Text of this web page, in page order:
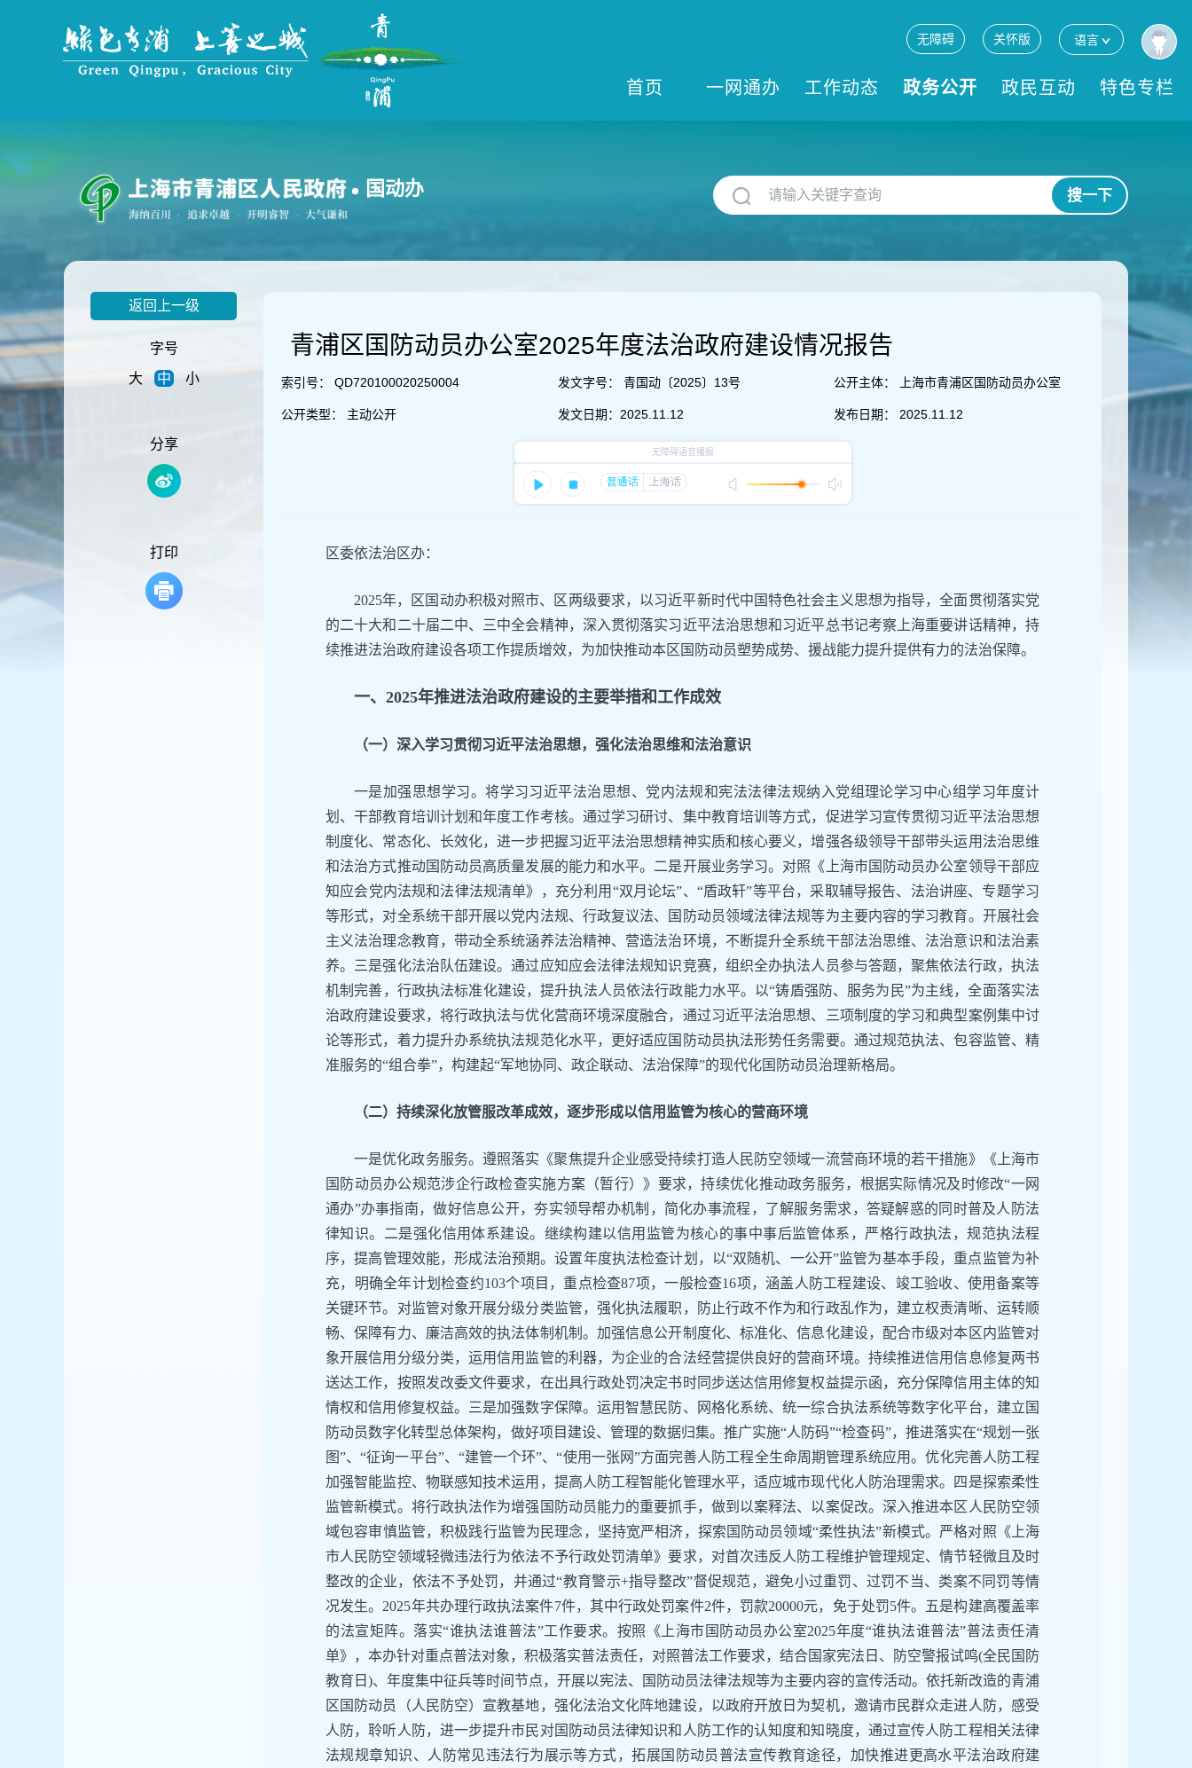
到
主
要
内
无障碍 关怀版 语言
首页 一网通办 工作动态 政务公开 政民互动 特色专栏
国动办 搜一下
返回上一级
字号
大
中 小
分享
打印
青浦区国防动员办公室2025年度法治政府建设情况报告
索引号： QD720100020250004
公开类型： 主动公开
发文字号： 青国动〔2025〕13号
发文日期： 2025.11.12
公开主体： 上海市青浦区国防动员办公室
发布日期： 2025.11.12
区委依法治区办：
2025年，区国动办积极对照市、区两级要求，以习近平新时代中国特色社会主义思想为指导，全面贯彻落实党
的二十大和二十届二中、三中全会精神，深入贯彻落实习近平法治思想和习近平总书记考察上海重要讲话精神，持
续推进法治政府建设各项工作提质增效，为加快推动本区国防动员塑势成势、援战能力提升提供有力的法治保障。
一、2025年推进法治政府建设的主要举措和工作成效
（一）深入学习贯彻习近平法治思想，强化法治思维和法治意识
一是加强思想学习。将学习习近平法治思想、党内法规和宪法法律法规纳入党组理论学习中心组学习年度计
划、干部教育培训计划和年度工作考核。通过学习研讨、集中教育培训等方式，促进学习宣传贯彻习近平法治思想
制度化、常态化、长效化，进一步把握习近平法治思想精神实质和核心要义，增强各级领导干部带头运用法治思维
和法治方式推动国防动员高质量发展的能力和水平。二是开展业务学习。对照《上海市国防动员办公室领导干部应
知应会党内法规和法律法规清单》，充分利用“双月论坛”、“盾政轩”等平台，采取辅导报告、法治讲座、专题学习
等形式，对全系统干部开展以党内法规、行政复议法、国防动员领域法律法规等为主要内容的学习教育。开展社会
主义法治理念教育，带动全系统涵养法治精神、营造法治环境，不断提升全系统干部法治思维、法治意识和法治素
养。三是强化法治队伍建设。通过应知应会法律法规知识竞赛，组织全办执法人员参与答题，聚焦依法行政，执法
机制完善，行政执法标准化建设，提升执法人员依法行政能力水平。以“铸盾强防、服务为民”为主线，全面落实法
治政府建设要求，将行政执法与优化营商环境深度融合，通过习近平法治思想、三项制度的学习和典型案例集中讨
论等形式，着力提升办系统执法规范化水平，更好适应国防动员执法形势任务需要。通过规范执法、包容监管、精
准服务的“组合拳”，构建起“军地协同、政企联动、法治保障”的现代化国防动员治理新格局。
（二）持续深化放管服改革成效，逐步形成以信用监管为核心的营商环境
一是优化政务服务。遵照落实《聚焦提升企业感受持续打造人民防空领域一流营商环境的若干措施》《上海市
国防动员办公规范涉企行政检查实施方案（暂行）》要求，持续优化推动政务服务，根据实际情况及时修改“一网
通办”办事指南，做好信息公开，夯实领导帮办机制，简化办事流程，了解服务需求，答疑解惑的同时普及人防法
律知识。二是强化信用体系建设。继续构建以信用监管为核心的事中事后监管体系，严格行政执法，规范执法程
序，提高管理效能，形成法治预期。设置年度执法检查计划，以“双随机、一公开”监管为基本手段，重点监管为补
充，明确全年计划检查约103个项目，重点检查87项，一般检查16项，涵盖人防工程建设、竣工验收、使用备案等
关键环节。对监管对象开展分级分类监管，强化执法履职，防止行政不作为和行政乱作为，建立权责清晰、运转顺
畅、保障有力、廉洁高效的执法体制机制。加强信息公开制度化、标准化、信息化建设，配合市级对本区内监管对
象开展信用分级分类，运用信用监管的利器，为企业的合法经营提供良好的营商环境。持续推进信用信息修复两书
送达工作，按照发改委文件要求，在出具行政处罚决定书时同步送达信用修复权益提示函，充分保障信用主体的知
情权和信用修复权益。三是加强数字保障。运用智慧民防、网格化系统、统一综合执法系统等数字化平台，建立国
防动员数字化转型总体架构，做好项目建设、管理的数据归集。推广实施“人防码”“检查码”，推进落实在“规划一张
图”、“征询一平台”、“建管一个环”、“使用一张网”方面完善人防工程全生命周期管理系统应用。优化完善人防工程
加强智能监控、物联感知技术运用，提高人防工程智能化管理水平，适应城市现代化人防治理需求。四是探索柔性
监管新模式。将行政执法作为增强国防动员能力的重要抓手，做到以案释法、以案促改。深入推进本区人民防空领
域包容审慎监管，积极践行监管为民理念，坚持宽严相济，探索国防动员领域“柔性执法”新模式。严格对照《上海
市人民防空领域轻微违法行为依法不予行政处罚清单》要求，对首次违反人防工程维护管理规定、情节轻微且及时
整改的企业，依法不予处罚，并通过“教育警示+指导整改”督促规范，避免小过重罚、过罚不当、类案不同罚等情
况发生。2025年共办理行政执法案件7件，其中行政处罚案件2件，罚款20000元，免于处罚5件。五是构建高覆盖率
的法宣矩阵。落实“谁执法谁普法”工作要求。按照《上海市国防动员办公室2025年度“谁执法谁普法”普法责任清
单》，本办针对重点普法对象，积极落实普法责任，对照普法工作要求，结合国家宪法日、防空警报试鸣(全民国防
教育日)、年度集中征兵等时间节点，开展以宪法、国防动员法律法规等为主要内容的宣传活动。依托新改造的青浦
区国防动员（人民防空）宣教基地，强化法治文化阵地建设，以政府开放日为契机，邀请市民群众走进人防，感受
人防，聆听人防，进一步提升市民对国防动员法律知识和人防工作的认知度和知晓度，通过宣传人防工程相关法律
法规规章知识、人防常见违法行为展示等方式，拓展国防动员普法宣传教育途径，加快推进更高水平法治政府建